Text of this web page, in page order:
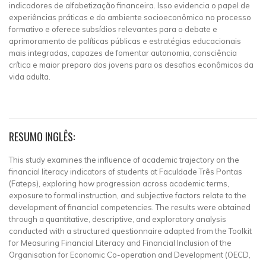
indicadores de alfabetização financeira. Isso evidencia o papel de
experiências práticas e do ambiente socioeconômico no processo
formativo e oferece subsídios relevantes para o debate e
aprimoramento de políticas públicas e estratégias educacionais
mais integradas, capazes de fomentar autonomia, consciência
crítica e maior preparo dos jovens para os desafios econômicos da
vida adulta.
RESUMO INGLÊS:
This study examines the influence of academic trajectory on the
financial literacy indicators of students at Faculdade Três Pontas
(Fateps), exploring how progression across academic terms,
exposure to formal instruction, and subjective factors relate to the
development of financial competencies. The results were obtained
through a quantitative, descriptive, and exploratory analysis
conducted with a structured questionnaire adapted from the Toolkit
for Measuring Financial Literacy and Financial Inclusion of the
Organisation for Economic Co-operation and Development (OECD,